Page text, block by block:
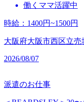
働くママ活躍中
時給 ： 1400円~1500円
大阪府大阪市西区立売
2026/08/07
派遣のお仕事